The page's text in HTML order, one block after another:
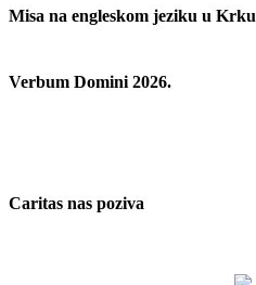
Misa na engleskom jeziku u Krku
Verbum Domini 2026.
Caritas nas poziva